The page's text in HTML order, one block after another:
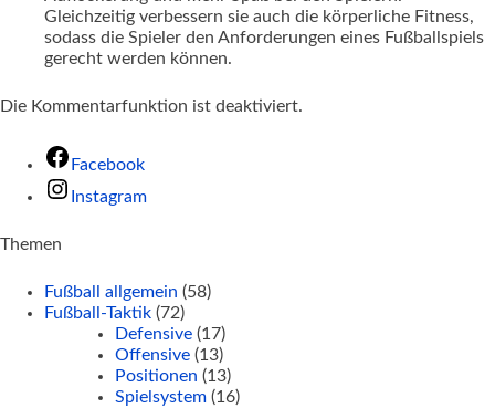
Gleichzeitig verbessern sie auch die körperliche Fitness,
sodass die Spieler den Anforderungen eines Fußballspiels
gerecht werden können.
Die Kommentarfunktion ist deaktiviert.
Facebook
Instagram
Themen
Fußball allgemein (58)
Fußball-Taktik (72)
Defensive (17)
Offensive (13)
Positionen (13)
Spielsystem (16)